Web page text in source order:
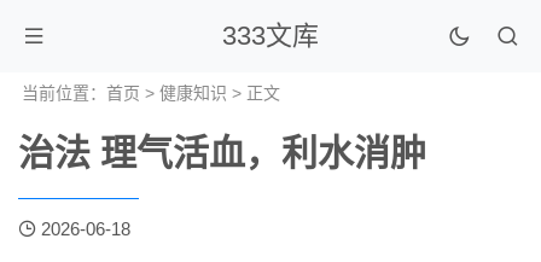
333文库
当前位置： 首页 > 健康知识 > 正文
治法 理气活血，利水消肿
2026-06-18